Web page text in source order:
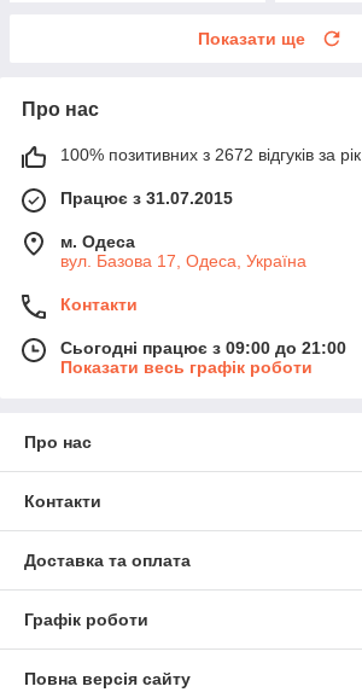
Показати ще
Про нас
100% позитивних з 2672 відгуків за рік
Працює з 31.07.2015
м. Одеса
вул. Базова 17, Одеса, Україна
Контакти
Сьогодні працює з 09:00 до 21:00
Показати весь графік роботи
Про нас
Контакти
Доставка та оплата
Графік роботи
Повна версія сайту